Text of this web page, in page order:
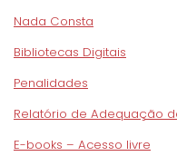
Nada Consta
Bibliotecas Digitais
Penalidades
Relatório de Adequação
E-books – Acesso livre